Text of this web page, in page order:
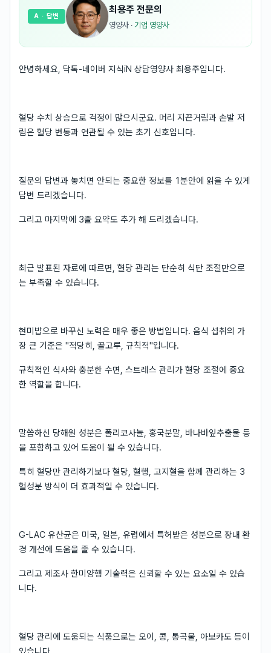
최용주 전문의
영양사 · 기업 영양사
A · 답변
안녕하세요, 닥톡-네이버 지식iN 상담영양사 최용주입니다.
혈당 수치 상승으로 걱정이 많으시군요. 머리 지끈거림과 손발 저
림은 혈당 변동과 연관될 수 있는 초기 신호입니다.
질문의 답변과 놓치면 안되는 중요한 정보를 1분안에 읽을 수 있게
답변 드리겠습니다.
그리고 마지막에 3줄 요약도 추가 해 드리겠습니다.
최근 발표된 자료에 따르면, 혈당 관리는 단순히 식단 조절만으로
는 부족할 수 있습니다.
현미밥으로 바꾸신 노력은 매우 좋은 방법입니다. 음식 섭취의 가
장 큰 기준은 "적당히, 골고루, 규칙적"입니다.
규칙적인 식사와 충분한 수면, 스트레스 관리가 혈당 조절에 중요
한 역할을 합니다.
말씀하신 당해원 성분은 폴리코사놀, 홍국분말, 바나바잎추출물 등
을 포함하고 있어 도움이 될 수 있습니다.
특히 혈당만 관리하기보다 혈당, 혈행, 고지혈을 함께 관리하는 3
혈성분 방식이 더 효과적일 수 있습니다.
G-LAC 유산균은 미국, 일본, 유럽에서 특허받은 성분으로 장내 환
경 개선에 도움을 줄 수 있습니다.
그리고 제조사 한미양행 기술력은 신뢰할 수 있는 요소일 수 있습
니다.
혈당 관리에 도움되는 식품으로는 오이, 콩, 통곡물, 아보카도 등이
있습니다.